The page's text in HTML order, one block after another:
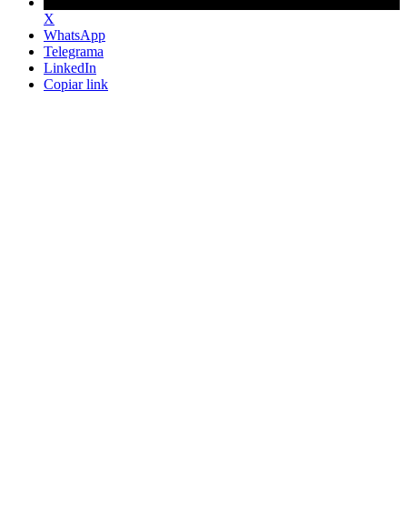
X
WhatsApp
Telegrama
LinkedIn
Copiar link